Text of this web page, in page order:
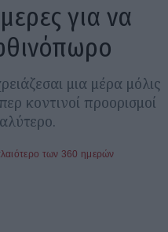
για να
μια μέρα μόλις
κοντινοί προορισμοί
των 360 ημερών